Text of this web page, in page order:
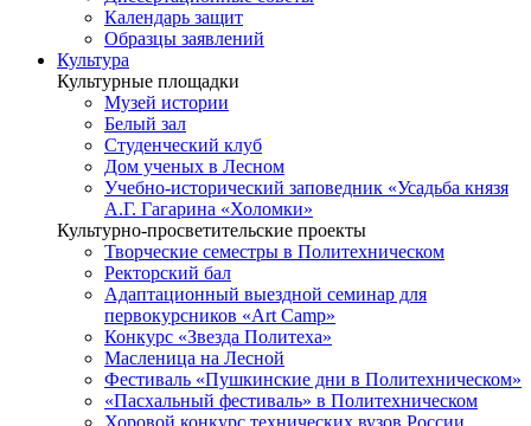
Календарь защит
Образцы заявлений
Культура
Культурные площадки
Музей истории
Белый зал
Студенческий клуб
Дом ученых в Лесном
Учебно-исторический заповедник «Усадьба князя
А.Г. Гагарина «Холомки»
Культурно-просветительские проекты
Творческие семестры в Политехническом
Ректорский бал
Адаптационный выездной семинар для
первокурсников «Art Camp»
Конкурс «Звезда Политеха»
Масленица на Лесной
Фестиваль «Пушкинские дни в Политехническом»
«Пасхальный фестиваль» в Политехническом
Хоровой конкурс технических вузов России